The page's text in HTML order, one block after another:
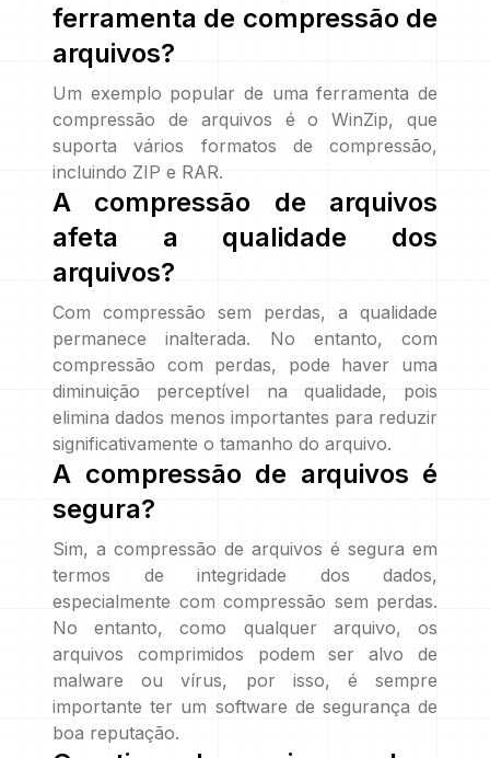
ferramenta de compressão de
arquivos?
Um exemplo popular de uma ferramenta de
compressão de arquivos é o WinZip, que
suporta vários formatos de compressão,
incluindo ZIP e RAR.
A compressão de arquivos
afeta a qualidade dos
arquivos?
Com compressão sem perdas, a qualidade
permanece inalterada. No entanto, com
compressão com perdas, pode haver uma
diminuição perceptível na qualidade, pois
elimina dados menos importantes para reduzir
significativamente o tamanho do arquivo.
A compressão de arquivos é
segura?
Sim, a compressão de arquivos é segura em
termos de integridade dos dados,
especialmente com compressão sem perdas.
No entanto, como qualquer arquivo, os
arquivos comprimidos podem ser alvo de
malware ou vírus, por isso, é sempre
importante ter um software de segurança de
boa reputação.